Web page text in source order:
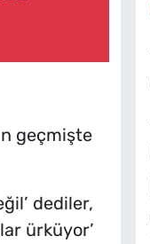
geçmişte
dediler,
ürküyor’